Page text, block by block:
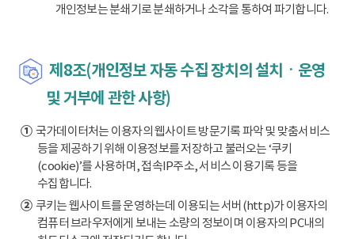
개인정보는 분쇄기로 분쇄하거나 소각을 통하여 파기합니다.
제8조(개인정보 자동 수집 장치의 설치ㆍ운영
및 거부에 관한 사항)
①국가데이터처는 이용자의 웹사이트 방문기록 파악 및 맞춤서비스
등을 제공하기 위해 이용정보를 저장하고 불러오는 ‘쿠키
(cookie)’를 사용하며, 접속IP주소, 서비스 이용기록 등을
수집합니다.
②쿠키는 웹사이트를 운영하는데 이용되는 서버(http)가 이용자의
컴퓨터 브라우저에게 보내는 소량의 정보이며 이용자의 PC내의